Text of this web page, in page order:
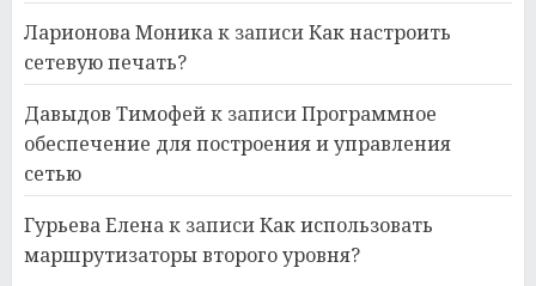
Ларионова Моникак записиКак настроить
сетевую печать?
Давыдов Тимофейк записиПрограммное
обеспечение для построения и управления
сетью
Гурьева Еленак записиКак использовать
маршрутизаторы второго уровня?